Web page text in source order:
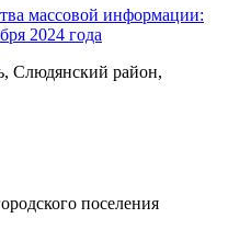
массовой информации:
2024 года
Слюдянский район,
поселения